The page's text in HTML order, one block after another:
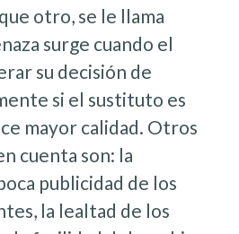
otro, se le llama
surge cuando el
su decisión de
si el sustituto es
mayor calidad. Otros
cuenta son: la
publicidad de los
la lealtad de los